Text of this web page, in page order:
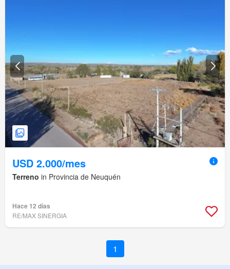
USD 2.000/mes
Terreno in Provincia de Neuquén
Hace 12 días
RE/MAX SINERGIA
1